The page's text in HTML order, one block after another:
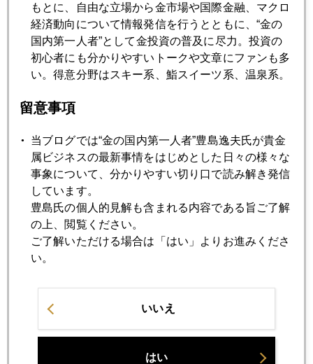
2025年08月27日
パウエル議長はレームダック化、ＮＹ市場の認識
ステーブルコインと金
2025年08月25日
ジャクソンホールでのパウエル講演後、金急騰だが。。。
2025年08月22日
どうなる 日本国債（ＪＧＢ）
もとに、自由な立場から金市場や国際金融、マクロ
経済動向について情報発信を行うとともに、“金の
国内第一人者”として金投資の普及に尽力。投資の
初心者にも分かりやすいトークや文章にファンも多
い。得意分野はスキー系、鮨スイーツ系、温泉系。
留意事項
当ブログでは“金の国内第一人者”豊島逸夫氏が貴金
属ビジネスの最新事情をはじめとした日々の様々な
事象について、分かりやすい切り口で読み解き発信
しています。
豊島氏の個人的見解も含まれる内容である旨ご了解
の上、閲覧ください。
ご了解いただける場合は「はい」よりお進みくださ
い。
いいえ
はい